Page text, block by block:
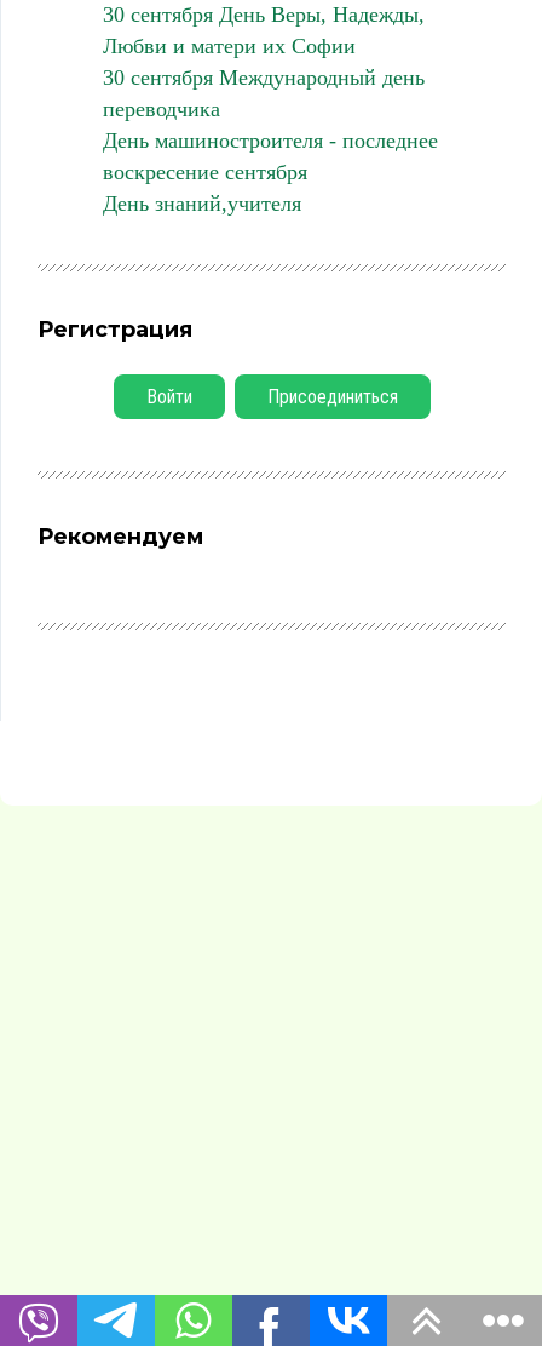
30 сентября День Веры, Надежды,
Любви и матери их Софии
30 сентября Международный день
переводчика
День машиностроителя - последнее
воскресение сентября
День знаний,учителя
Регистрация
Войти Присоединиться
Рекомендуем